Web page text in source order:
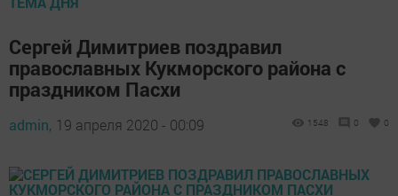
Сергей Димитриев поздравил
православных Кукморского района с
праздником Пасхи
admin, 19 апреля 2020 - 00:09 1548 0 0